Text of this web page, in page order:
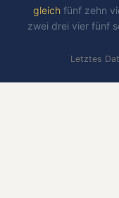
gleich fünf zehn
zwei drei vier fünf
Letztes